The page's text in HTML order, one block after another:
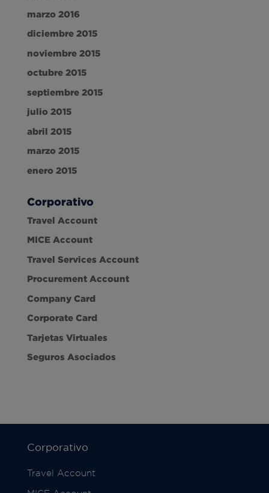
marzo 2016
diciembre 2015
noviembre 2015
octubre 2015
septiembre 2015
julio 2015
abril 2015
marzo 2015
enero 2015
Corporativo
Travel Account
MICE Account
Travel Services Account
Procurement Account
Company Card
Corporate Card
Tarjetas Virtuales
Seguros Asociados
Corporativo
Travel Account